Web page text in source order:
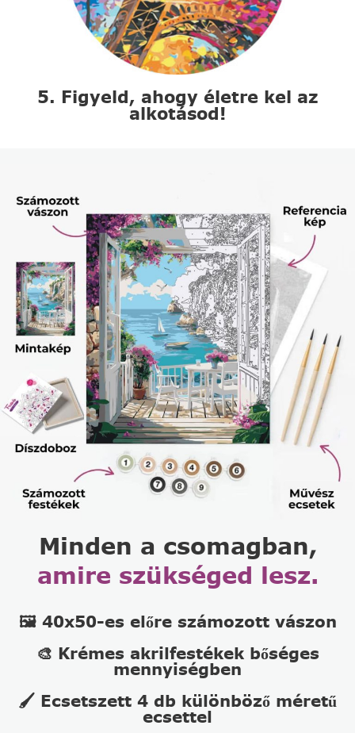
5. Figyeld, ahogy életre kel az
alkotásod!
Minden a csomagban,
amire szükséged lesz.
🖼️ 40x50-es előre számozott vászon
🎨 Krémes akrilfestékek bőséges
mennyiségben
🖌️ Ecsetszett 4 db különböző méretű
ecsettel